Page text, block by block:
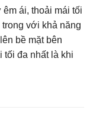
ái, thoải mái tối
với khả năng
bề mặt bên
tối đa nhất là khi